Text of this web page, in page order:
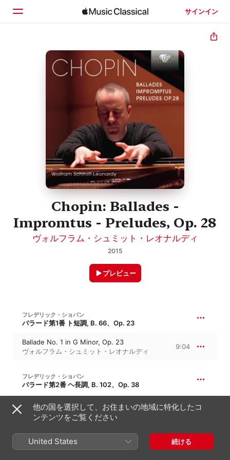
サインイン
ホーム
見つける
Chopin: Ballades -
Impromtus - Preludes, Op. 28
ヴォルフラム・シュミット・レオナルディ
2015
プレビュー
フレデリック・ショパン
バラード第1番 ト短調, B. 66、Op. 23
Ballade No. 1 in G Minor, Op. 23
ヴォルフラム・シュミット・レオナルディ
9:04
フレデリック・ショパン
バラード第2番 ヘ長調, B. 102、Op. 38
Ballade No. 2 in F Major, Op. 38
ヴォルフラム・シュミット・レオナルディ
7:23
フレデリック・ショパン
バラード第3番 変イ長調, B. 136、Op. 47
他の国を選択して、お住まいの地域に特化したコ
ンテンツをご覧ください
United States 続ける